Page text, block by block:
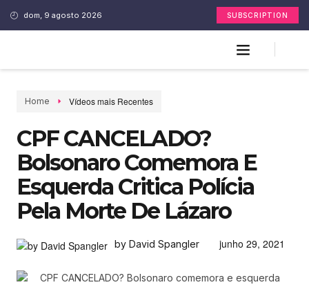
dom, 9 agosto 2026 SUBSCRIPTION
Home Vídeos mais Recentes
CPF CANCELADO?
Bolsonaro Comemora E
Esquerda Critica Polícia
Pela Morte De Lázaro
by David Spangler junho 29, 2021